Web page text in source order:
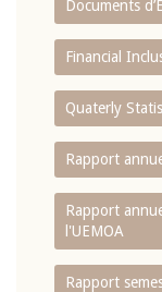
Documents
Financial
Quaterly
Rapport
Rapport
l'UEMOA
Rapport